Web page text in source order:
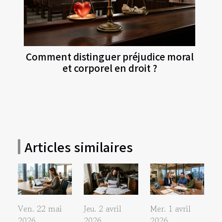
Comment distinguer préjudice moral
et corporel en droit ?
Articles similaires
Ven. 22 mai
Jeu. 2 avril
Mer. 1 avril